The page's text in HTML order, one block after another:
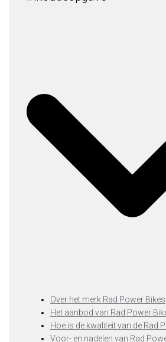
Over het merk Rad Power Bikes
Het aanbod van Rad Power
Hoe is de kwaliteit van de Rad
Voor- en nadelen van Rad